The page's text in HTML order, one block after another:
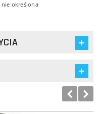
nie określona